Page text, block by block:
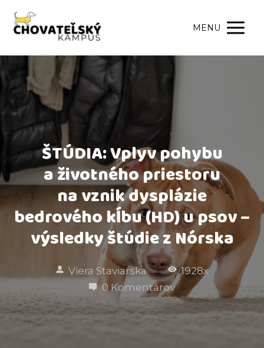
MENU
ŠTÚDIA: Vplyv pohybu
a životného priestoru
na vznik dysplázie
bedrového kĺbu (HD) u psov –
výsledky štúdie z Nórska
Viera Staviarska
1928x
0 Komentárov